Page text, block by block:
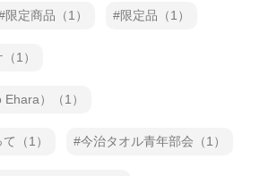
限定商品（1） 限定品（1）
1）
）（1）
（1） 今治タオル青年部会（1）